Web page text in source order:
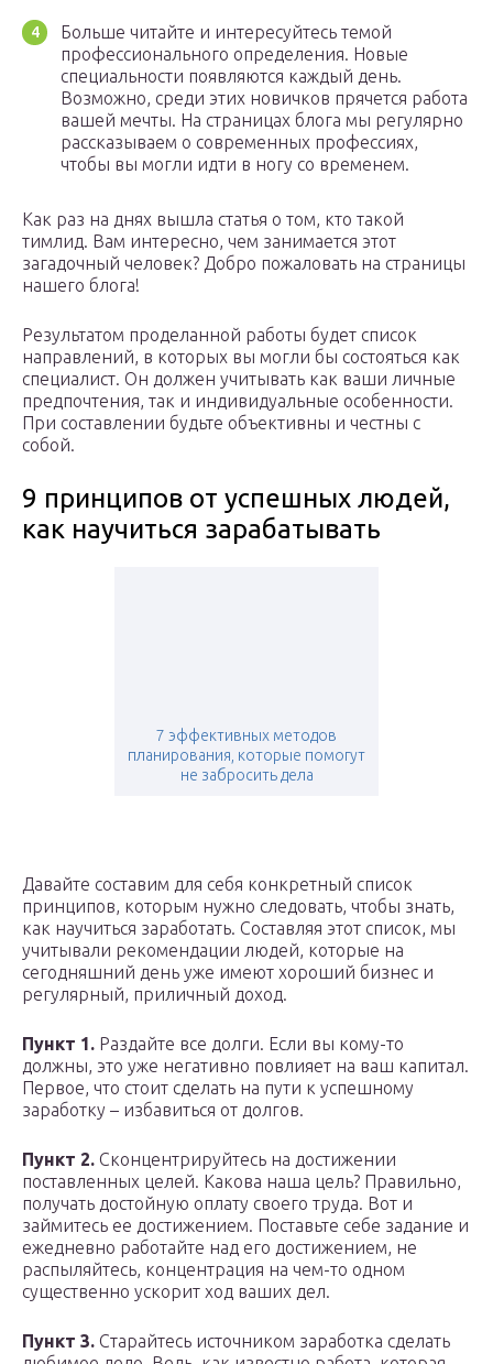
Больше читайте и интересуйтесь темой
профессионального определения. Новые
специальности появляются каждый день.
Возможно, среди этих новичков прячется работа
вашей мечты. На страницах блога мы регулярно
рассказываем о современных профессиях,
чтобы вы могли идти в ногу со временем.
Как раз на днях вышла статья о том, кто такой
тимлид. Вам интересно, чем занимается этот
загадочный человек? Добро пожаловать на страницы
нашего блога!
Результатом проделанной работы будет список
направлений, в которых вы могли бы состояться как
специалист. Он должен учитывать как ваши личные
предпочтения, так и индивидуальные особенности.
При составлении будьте объективны и честны с
собой.
9 принципов от успешных людей,
как научиться зарабатывать
7 эффективных методов
планирования, которые помогут
не забросить дела
Давайте составим для себя конкретный список
принципов, которым нужно следовать, чтобы знать,
как научиться заработать. Составляя этот список, мы
учитывали рекомендации людей, которые на
сегодняшний день уже имеют хороший бизнес и
регулярный, приличный доход.
Пункт 1. Раздайте все долги. Если вы кому-то
должны, это уже негативно повлияет на ваш капитал.
Первое, что стоит сделать на пути к успешному
заработку – избавиться от долгов.
Пункт 2. Сконцентрируйтесь на достижении
поставленных целей. Какова наша цель? Правильно,
получать достойную оплату своего труда. Вот и
займитесь ее достижением. Поставьте себе задание и
ежедневно работайте над его достижением, не
распыляйтесь, концентрация на чем-то одном
существенно ускорит ход ваших дел.
Пункт 3. Старайтесь источником заработка сделать